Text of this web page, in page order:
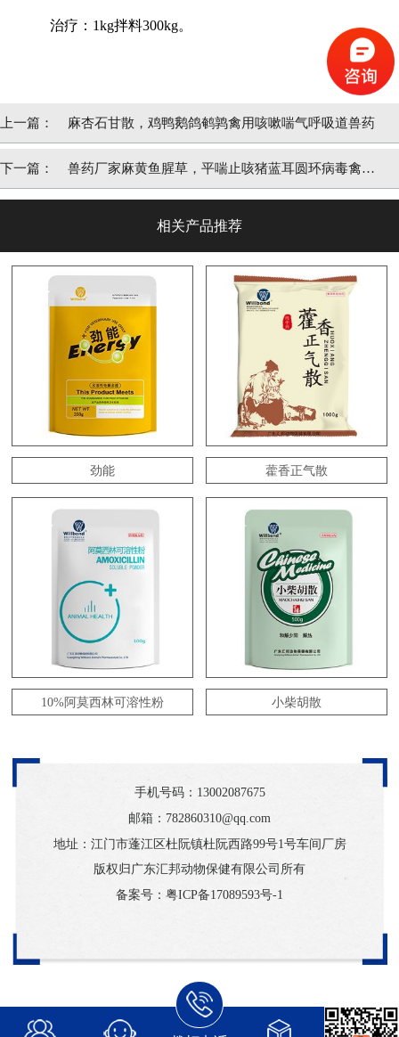
治疗：1kg拌料300kg。
上一篇： 麻杏石甘散，鸡鸭鹅鸽鹌鹑禽用咳嗽喘气呼吸道兽药
下一篇： 兽药厂家麻黄鱼腥草，平喘止咳猪蓝耳圆环病毒禽肺
相关产品推荐
劲能 藿香正气散
10%阿莫西林可溶性粉 小柴胡散
手机号码： 13002087675
邮箱：782860310@qq.com
地址：江门市蓬江区杜阮镇杜阮西路99号1号车间厂房
版权归广东汇邦动物保健有限公司所有
备案号： 粤ICP备17089593号-1